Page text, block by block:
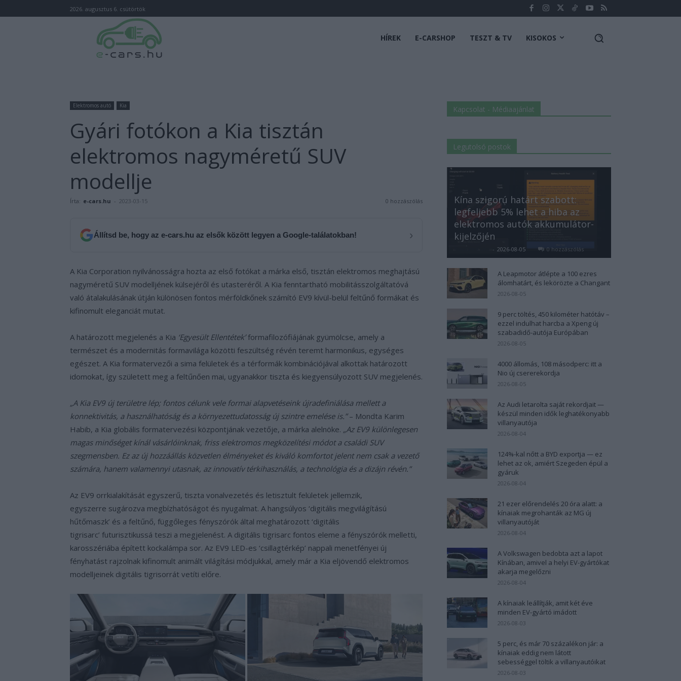
2026. augusztus 6. csütörtök
HÍREK E-CARSHOP TESZT & TV KISOKOS
Elektromos autó Kia
Gyári fotókon a Kia tisztán
elektromos nagyméretű SUV
modellje
Írta: e-cars.hu - 2023-03-15 0 hozzászólás
Állítsd be, hogy az e-cars.hu az elsők között legyen a Google-találatokban! ›
A Kia Corporation nyilvánosságra hozta az első fotókat a márka első, tisztán elektromos meghajtású
nagyméretű SUV modelljének külsejéről és utasteréről. A Kia fenntartható mobilitásszolgáltatóvá
való átalakulásának útján különösen fontos mérföldkőnek számító EV9 kívül-belül feltűnő formákat és
kifinomult eleganciát mutat.
A határozott megjelenés a Kia ‘Egyesült Ellentétek’formafilozófiájának gyümölcse, amely a
természet és a modernitás formavilága közötti feszültség révén teremt harmonikus, egységes
egészet. A Kia formatervezői a sima felületek és a térformák kombinációjával alkottak határozott
idomokat, így született meg a feltűnően mai, ugyanakkor tiszta és kiegyensúlyozott SUV megjelenés.
„A Kia EV9 új területre lép; fontos célunk vele formai alapvetéseink újradefiniálása mellett a
konnektivitás, a használhatóság és a környezettudatosság új szintre emelése is.”– Mondta Karim
Habib, a Kia globális formatervezési központjának vezetője, a márka alelnöke. „Az EV9 különlegesen
magas minőséget kínál vásárlóinknak, friss elektromos megközelítési módot a családi SUV
szegmensben. Ez az új hozzáállás közvetlen élményeket és kiváló komfortot jelent nem csak a vezető
számára, hanem valamennyi utasnak, az innovatív térkihasználás, a technológia és a dizájn révén.”
Az EV9 orrkialakítását egyszerű, tiszta vonalvezetés és letisztult felületek jellemzik,
egyszerre sugározva megbízhatóságot és nyugalmat. A hangsúlyos ‘digitális megvilágítású
hűtőmaszk’ és a feltűnő, függőleges fényszórók által meghatározott ‘digitális
tigrisarc’ futurisztikussá teszi a megjelenést. A digitális tigrisarc fontos eleme a fényszórók melletti,
karosszériába épített kockalámpa sor. Az EV9 LED-es ‘csillagtérkép’ nappali menetfényei új
fényhatást rajzolnak kifinomult animált világítási módjukkal, amely már a Kia eljövendő elektromos
modelljeinek digitális tigrisorrát vetíti előre.
Kapcsolat - Médiaajánlat
Legutolsó postok
Kína szigorú határt szabott:
legfeljebb 5% lehet a hiba az
elektromos autók akkumulátor-
kijelzőjén
- 2026-08-05 0 hozzászólás
A Leapmotor átlépte a 100 ezres
álomhatárt, és lekörözte a Changant
2026-08-05
9 perc töltés, 450 kilométer hatótáv –
ezzel indulhat harcba a Xpeng új
szabadidő-autója Európában
2026-08-05
4000 állomás, 108 másodperc: itt a
Nio új csererekordja
2026-08-05
Az Audi letarolta saját rekordjait —
készül minden idők leghatékonyabb
villanyautója
2026-08-04
124%-kal nőtt a BYD exportja — ez
lehet az ok, amiért Szegeden épül a
gyáruk
2026-08-04
21 ezer előrendelés 20 óra alatt: a
kínaiak megrohanták az MG új
villanyautóját
2026-08-04
A Volkswagen bedobta azt a lapot
Kínában, amivel a helyi EV-gyártókat
akarja megelőzni
2026-08-04
A kínaiak leállítják, amit két éve
minden EV-gyártó imádott
2026-08-03
5 perc, és már 70 százalékon jár: a
kínaiak eddig nem látott
sebességgel töltik a villanyautóikat
2026-08-03